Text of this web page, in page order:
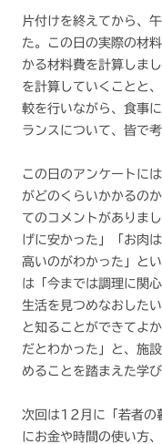
片付けを終えてから、
た。この日の実際の材
かる材料費を計算しま
を計算していくことと
較を行いながら、食事
ランスについて、皆で
この日のアンケートに
がどのくらいかかるの
てのコメントがありま
げに安かった」「お肉
高いのがわかった」と
は「今までは調理に関
生活を見つめなおした
と知ることができてよ
だとわかった」と、施
めることを踏まえた学
次回は12月に「若者の
にお金や時間の使い方